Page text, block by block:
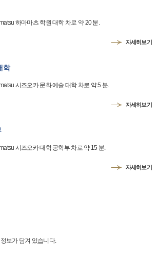
하마마츠 학원 대학 차로 약 20 분.
자세히보기
학
시즈오카 문화 예술 대학 차로 약 5 분.
자세히보기
시즈오카 대학 공학부 차로 약 15 분.
자세히보기
보가 담겨 있습니다.